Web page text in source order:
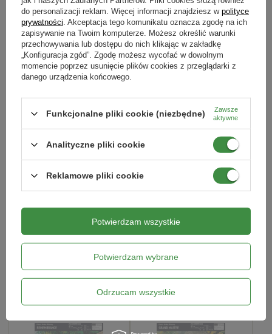
15,99 zł
SZCZEGÓŁY
16,99 zł
SZCZEGÓŁY
NIEDOSTĘPNY
Krokus Yalta 10 szt.
13,99 zł
Krokus Wielkokwiatowy King Of
Striped 10 szt.
11,99 zł
NIEDOSTĘPNY
do personalizacji reklam. Więcej informacji znajdziesz w polityce
prywatności . Akceptacja tego komunikatu oznacza zgodę na ich
zapisywanie na Twoim komputerze. Możesz określić warunki
przechowywania lub dostępu do nich klikając w zakładkę
„Konfiguracja zgód”. Zgodę możesz wycofać w dowolnym
momencie poprzez usunięcie plików cookies z przeglądarki z
danego urządzenia końcowego.
Funkcjonalne pliki cookie (niezbędne)
Zawsze
aktywne
Analityczne pliki cookie
Reklamowe pliki cookie
Potwierdzam wybrane
Odrzucam wszystkie
Potwierdzam wszystkie